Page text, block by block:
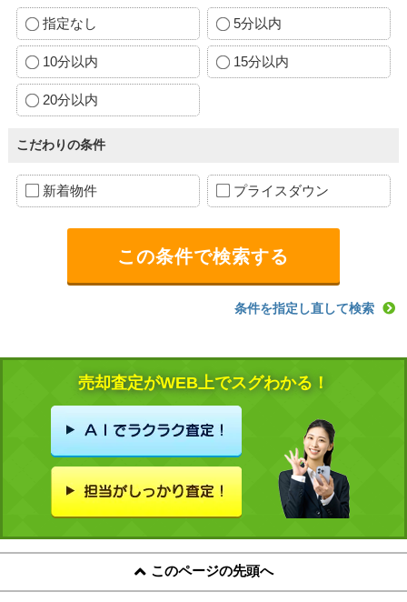
指定なし 5分以内
10分以内 15分以内
20分以内
こだわりの条件
新着物件 プライスダウン
条件を指定し直して検索
売却査定がWEB上でスグわかる！
このページの先頭へ